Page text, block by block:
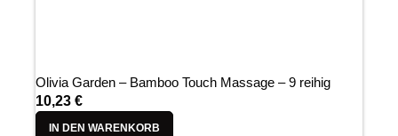
Olivia Garden – Bamboo Touch Massage – 9 reihig
10,23 €
IN DEN WARENKORB